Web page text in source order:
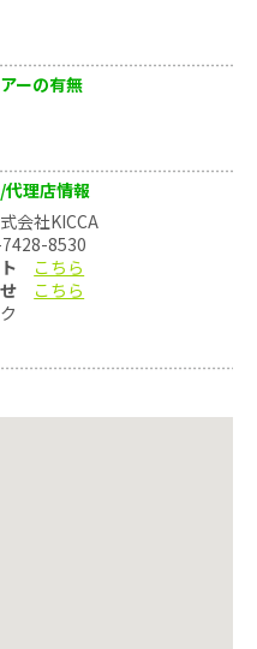
ーの有無
代理店情報
会社KICCA
8530
こちら
こちら